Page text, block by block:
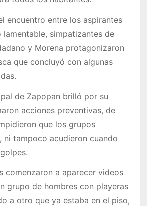
encuentro entre los aspirantes
lamentable, simpatizantes de
y Morena protagonizaron
que concluyó con algunas
de Zapopan brilló por su
acciones preventivas, de
que los grupos
ni tampoco acudieron cuando
comenzaron a aparecer videos
grupo de hombres con playeras
a otro que ya estaba en el piso,